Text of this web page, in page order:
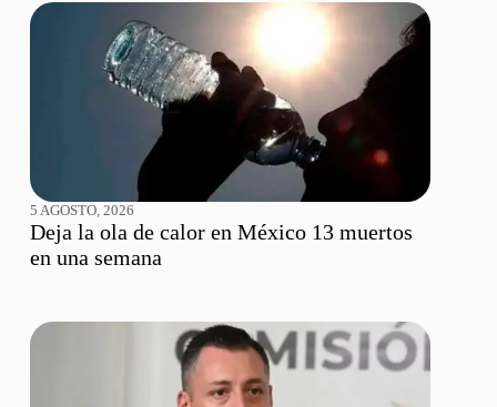
5 AGOSTO, 2026
Deja la ola de calor en México 13 muertos
en una semana